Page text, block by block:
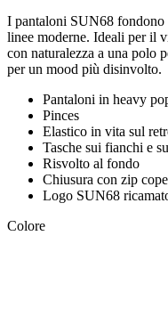
I pantaloni SUN68 fondono
linee moderne. Ideali per il
con naturalezza a una polo
per un mood più disinvolto.
Pantaloni in heavy
Pinces
Elastico in vita sul
Tasche sui fianchi e
Risvolto al fondo
Chiusura con zip
Logo SUN68
Colore